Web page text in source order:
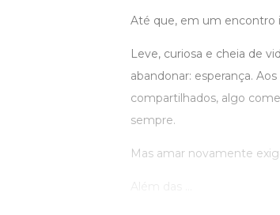
Até que, em um encontro
Leve, curiosa e cheia de
abandonar: esperança.
compartilhados, algo
sempre.
Mas amar novamente